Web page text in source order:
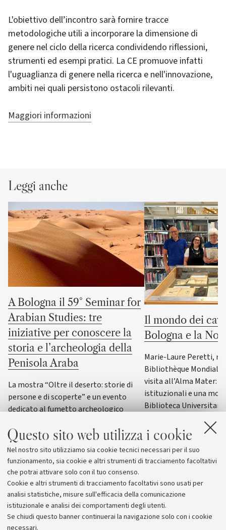
Questo sito web utilizza i cookie
Nel nostro sito utilizziamo sia cookie tecnici necessari per il suo
funzionamento, sia cookie e altri strumenti di tracciamento facoltativi
che potrai attivare solo con il tuo consenso.
Cookie e altri strumenti di tracciamento facoltativi sono usati per
analisi statistiche, misure sull'efficacia della comunicazione
istituzionale e analisi dei comportamenti degli utenti.
Se chiudi questo banner continuerai la navigazione solo con i cookie
necessari.
L'obiettivo dell’incontro sarà fornire tracce
metodologiche utili a incorporare la dimensione di
genere nel ciclo della ricerca condividendo riflessioni,
strumenti ed esempi pratici. La CE promuove infatti
l'uguaglianza di genere nella ricerca e nell'innovazione,
ambiti nei quali persistono ostacoli rilevanti.
Maggiori informazioni
Leggi anche
A Bologna il 59° Seminar for
Arabian Studies: tre
iniziative per conoscere la
storia e l’archeologia della
Penisola Araba
La mostra “Oltre il deserto: storie di
persone e di scoperte” e un evento
dedicato al fumetto archeologico
convegno internazionale di
archeologia e storia della Penisola
Araba
Il mondo dei
Bologna e la
Marie-Laure Peretti,
Bibliothèque Mondiale
visita all’Alma Mater:
istituzionali e una
Biblioteca
Italia